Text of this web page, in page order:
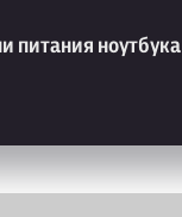
питания ноутбука